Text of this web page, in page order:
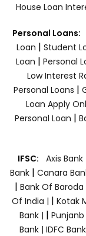
House Loan
Personal Loans:
Loan | Student
Loan | Personal
Low Interest
Personal Loans |
Loan Apply
Personal Loan |
IFSC: Axis Bank
Bank| Canara
| Bank Of Baroda
Of India | | Kotak
Bank | |
Bank | IDFC